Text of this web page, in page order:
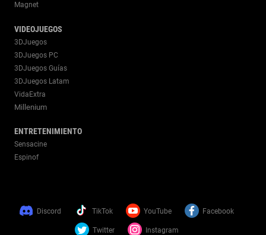
Magnet
VIDEOJUEGOS
3DJuegos
3DJuegos PC
3DJuegos Guías
3DJuegos Latam
VidaExtra
Millenium
ENTRETENIMIENTO
Sensacine
Espinof
Discord TikTok YouTube Facebook
Twitter Instagram